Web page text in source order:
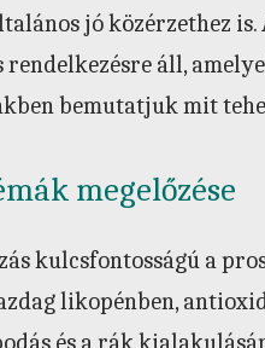
jó közérzethez is.
rendelkezésre áll,
bemutatjuk mit
megelőzése
kulcsfontosságú a
likopénben,
és a rák